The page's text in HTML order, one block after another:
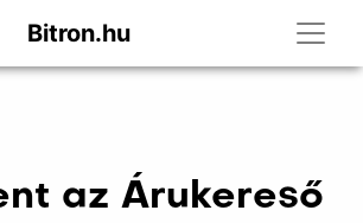
Bitron.hu
az Árukereső